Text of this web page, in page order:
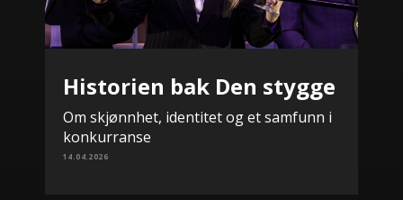
Historien bak Den stygge
Om skjønnhet, identitet og et samfunn i
konkurranse
14.04.2026